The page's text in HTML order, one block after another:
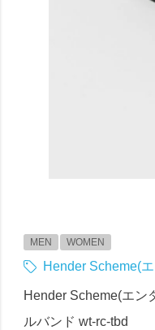
MEN WOMEN
Hender Scheme(
Hender Scheme(エン
ルバンド wt-rc-tbd